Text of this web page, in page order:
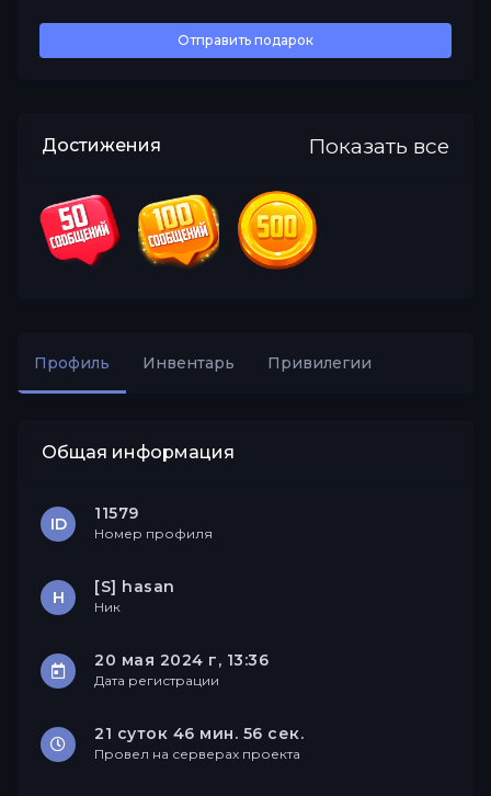
Отправить подарок
Достижения Показать все
Профиль Инвентарь Привилегии
Общая информация
ID
11579
Номер профиля
Н
[S] hasan
Ник
20 мая 2024 г, 13:36
Дата регистрации
21 суток 46 мин. 56 сек.
Провел на серверах проекта